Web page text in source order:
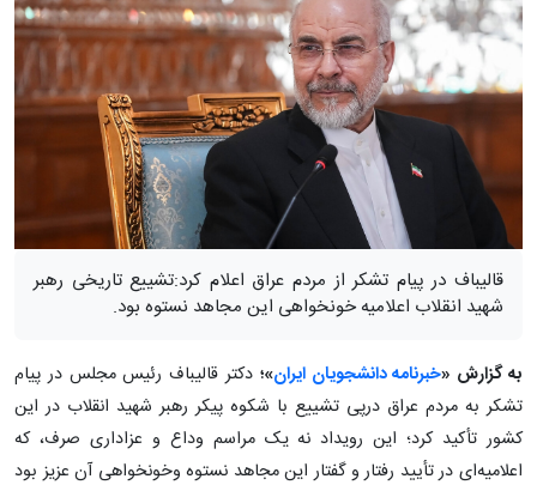
قالیباف در پیام تشکر از مردم عراق اعلام کرد:تشییع تاریخی رهبر
شهید انقلاب اعلامیه خونخواهی این مجاهد نستوه بود.
به گزارش «خبرنامه دانشجویان ایران»؛ دکتر قالیباف رئیس مجلس در پیام
تشکر به مردم عراق درپی تشییع با شکوه پیکر رهبر شهید انقلاب در این
کشور تأکید کرد؛ این رویداد نه یک مراسم وداع و عزاداری صرف، که
اعلامیه‌‌ای در تأیید رفتار و گفتار این مجاهد نستوه وخونخواهی آن عزیز بود